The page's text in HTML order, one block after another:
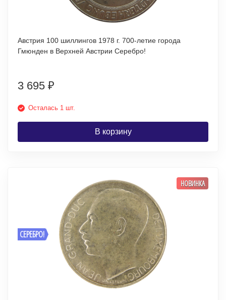
Австрия 100 шиллингов 1978 г. 700-летие города
Гмюнден в Верхней Австрии Серебро!
3 695 ₽
Осталась 1 шт.
В корзину
СЕРЕБРО!
НОВИНКА